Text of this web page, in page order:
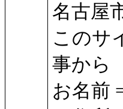
名古屋
このサ
事から
お名前